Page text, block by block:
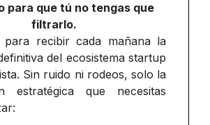
para que tú no tengas que
filtrarlo.
para recibir cada mañana la
del ecosistema startup
Sin ruido ni rodeos, solo la
estratégica que necesitas